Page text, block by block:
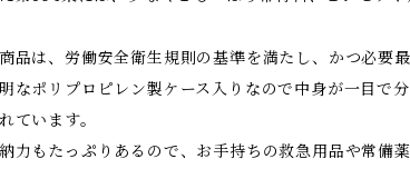
品は、労働安全衛生規則の基準を満たし、かつ必要
なポリプロピレン製ケース入りなので中身が一目で
ています。
力もたっぷりあるので、お手持ちの救急用品や常備